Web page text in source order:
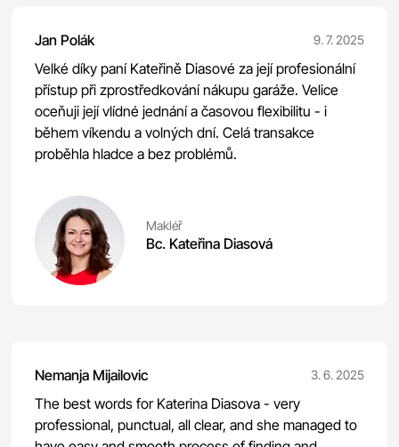
Jan Polák 9. 7. 2025
Velké díky paní Kateřině Diasové za její profesionální
přístup při zprostředkování nákupu garáže. Velice
oceňuji její vlídné jednání a časovou flexibilitu - i
během víkendu a volných dní. Celá transakce
proběhla hladce a bez problémů.
Makléř
Bc. Kateřina Diasová
Nemanja Mijailovic 3. 6. 2025
The best words for Katerina Diasova - very
professional, punctual, all clear, and she managed to